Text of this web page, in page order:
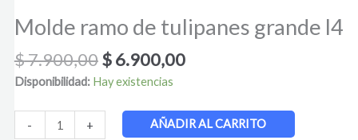
Molde ramo de tulipanes grande l4
$7.900,00$6.900,00
Disponibilidad: Hay existencias
- + AÑADIR AL CARRITO